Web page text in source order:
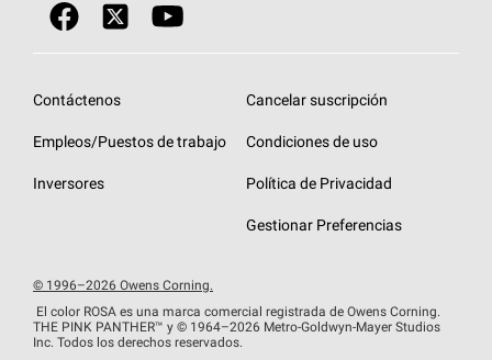
Tecnología SureNail®
Garantías de techos
Únase a la red de contratistas de techos
Diseño en el techo
Eventos para contratistas
Encuentre una tienda o encuentre un
Financiamiento de techos
Contáctenos
Empleos/Puestos de trabajo
Inversores
Cancelar suscripción
Condiciones de uso
Política de Privacidad
Gestionar Preferencias
© 1996–2026 Owens Corning.
El color ROSA es una marca comercial registrada de Owens Corning.
THE PINK PANTHER™ y © 1964–2026 Metro-Goldwyn-Mayer Studios
Inc. Todos los derechos reservados.